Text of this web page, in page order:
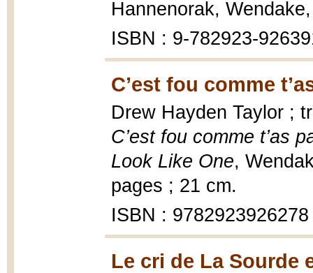
Hannenorak,
ISBN : 9-782923-
C’est fou comme
Drew Hayden Taylor ;
C’est fou comme t’as
Look Like One,
pages ; 21 cm.
ISBN : 9782923926278
Le cri de La Sourde